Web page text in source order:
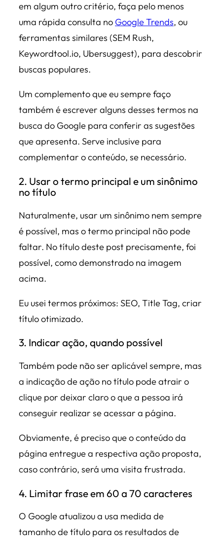
em algum outro critério, faça pelo menos
uma rápida consulta no Google Trends, ou
ferramentas similares (SEM Rush,
Keywordtool.io, Ubersuggest), para descobrir
buscas populares.
Um complemento que eu sempre faço
também é escrever alguns desses termos na
busca do Google para conferir as sugestões
que apresenta. Serve inclusive para
complementar o conteúdo, se necessário.
2. Usar o termo principal e um sinônimo
no título
Naturalmente, usar um sinônimo nem sempre
é possível, mas o termo principal não pode
faltar. No título deste post precisamente, foi
possível, como demonstrado na imagem
acima.
Eu usei termos próximos: SEO, Title Tag, criar
título otimizado.
3. Indicar ação, quando possível
Também pode não ser aplicável sempre, mas
a indicação de ação no título pode atrair o
clique por deixar claro o que a pessoa irá
conseguir realizar se acessar a página.
Obviamente, é preciso que o conteúdo da
página entregue a respectiva ação proposta,
caso contrário, será uma visita frustrada.
4. Limitar frase em 60 a 70 caracteres
O Google atualizou a usa medida de
tamanho de título para os resultados de